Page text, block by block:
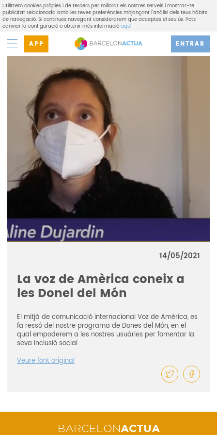
Utilitzem cookies pròpies i de tercers per millorar els nostres serveis i mostrar-te
publicitat relacionada amb les teves preferències mitjançant l'anàlisi dels teus hàbits
de navegació. Si continues navegant considerarem que acceptes el seu ús. Pots
canviar la configuració o obtenir més informacióaquí
APP ENTRAR
14/05/2021
La voz de Amèrica coneix a
les Donel del Món
El mitjà de comunicació internacional Voz de América, es
fa ressó del nostre programa de Dones del Món, en el
qual empoderem a les nostres usuàries per fomentar la
seva inclusió social
Veure font original
BARCELON ACTUA